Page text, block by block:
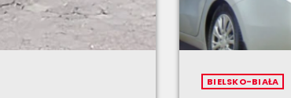
BIELSKO-BIAŁA